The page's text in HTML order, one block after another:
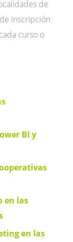
de
inscripción
curso o
BI y
en las
en las